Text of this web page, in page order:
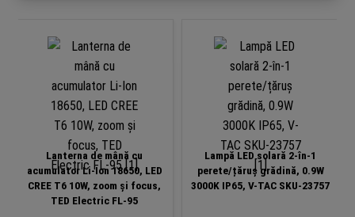
Lanterna de mână cu
acumulator Li-Ion 18650, LED
CREE T6 10W, zoom și focus,
TED Electric FL-95
Lampă LED solară 2-în-1
perete/țăruș grădină, 0.9W
3000K IP65, V-TAC SKU-23757